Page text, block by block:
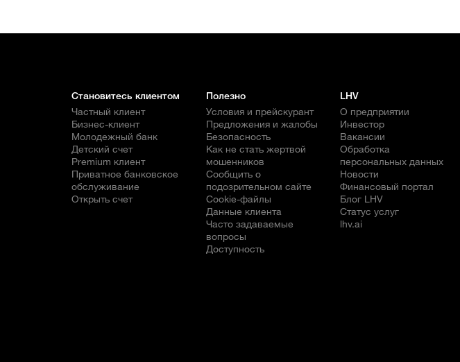
Становитесь клиентом
Частный клиент
Бизнес-клиент
Молодежный банк
Детский счет
Premium клиент
Приватное банковское
обслуживание
Открыть счет
Полезно
Условия и прейскурант
Предложения и жалобы
Безопасность
Как не стать жертвой
мошенников
Сообщить о
подозрительном сайте
Cookie-файлы
Данные клиента
Часто задаваемые
вопросы
Доступность
LHV
О предприятии
Инвестор
Вакансии
Обработка
персональных данных
Новости
Финансовый портал
Блог LHV
Статус услуг
lhv.ai